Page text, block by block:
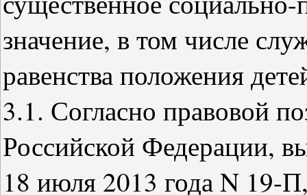
значение, в том числе
равенства положения
3.1. Согласно правовой
Российской Федерации,
18 июля 2013 года N 19-